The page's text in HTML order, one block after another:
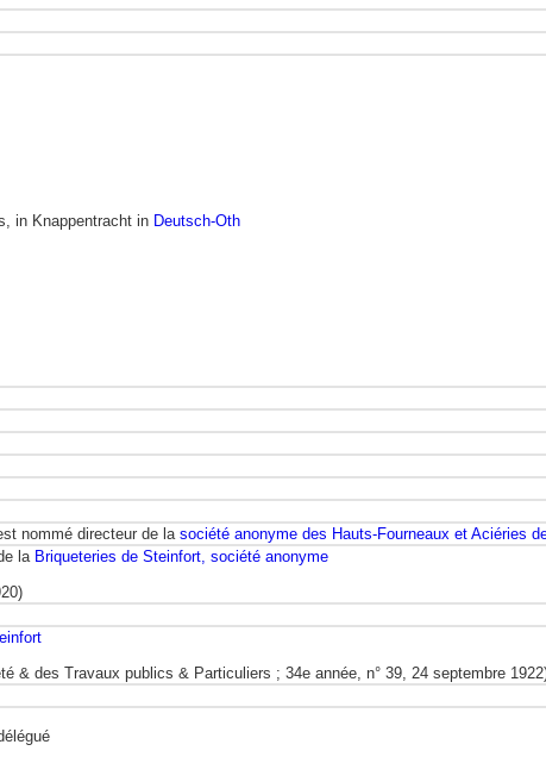
in Knappentracht in Deutsch-Oth
nommé directeur de la société anonyme des Hauts-Fourneaux et Aciéries
la Briqueteries de Steinfort, société anonyme
& des Travaux publics & Particuliers ; 34e année, n° 39, 24 septembre